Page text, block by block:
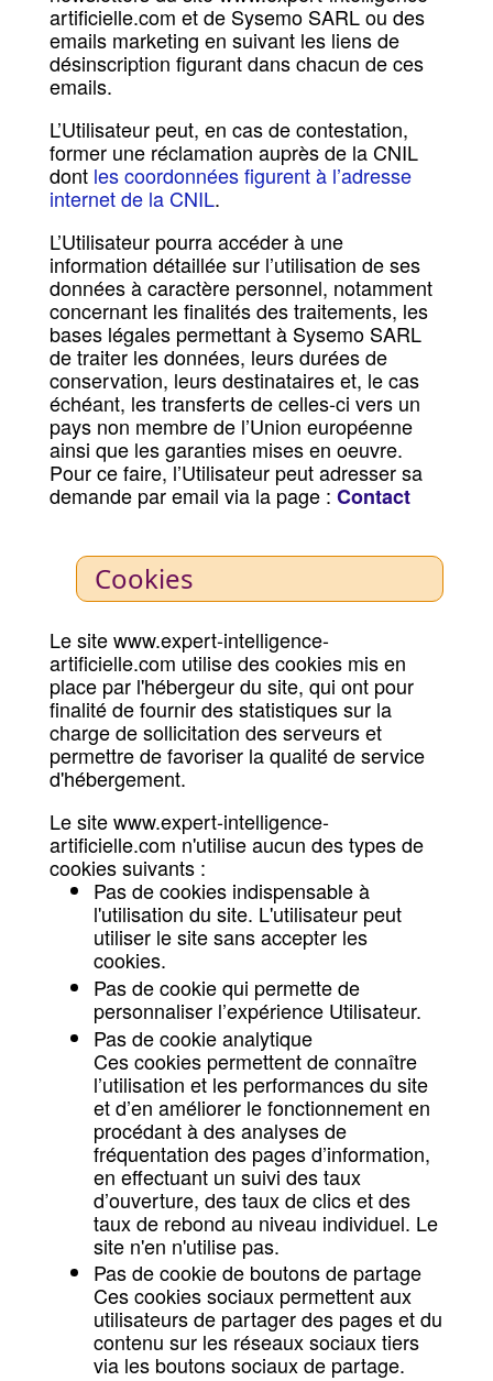
artificielle.com et de Sysemo SARL ou des
emails marketing en suivant les liens de
désinscription figurant dans chacun de ces
emails.
L’Utilisateur peut, en cas de contestation,
former une réclamation auprès de la CNIL
dont les coordonnées figurent à l’adresse
internet de la CNIL.
L’Utilisateur pourra accéder à une
information détaillée sur l’utilisation de ses
données à caractère personnel, notamment
concernant les finalités des traitements, les
bases légales permettant à Sysemo SARL
de traiter les données, leurs durées de
conservation, leurs destinataires et, le cas
échéant, les transferts de celles-ci vers un
pays non membre de l’Union européenne
ainsi que les garanties mises en oeuvre.
Pour ce faire, l’Utilisateur peut adresser sa
demande par email via la page : Contact
Cookies
Le site www.expert-intelligence-
artificielle.com utilise des cookies mis en
place par l'hébergeur du site, qui ont pour
finalité de fournir des statistiques sur la
charge de sollicitation des serveurs et
permettre de favoriser la qualité de service
d'hébergement.
Le site www.expert-intelligence-
artificielle.com n'utilise aucun des types de
cookies suivants :
Pas de cookies indispensable à
l'utilisation du site. L'utilisateur peut
utiliser le site sans accepter les
cookies.
Pas de cookie qui permette de
personnaliser l’expérience Utilisateur.
Pas de cookie analytique
Ces cookies permettent de connaître
l’utilisation et les performances du site
et d’en améliorer le fonctionnement en
procédant à des analyses de
fréquentation des pages d’information,
en effectuant un suivi des taux
d’ouverture, des taux de clics et des
taux de rebond au niveau individuel. Le
site n'en n'utilise pas.
Pas de cookie de boutons de partage
Ces cookies sociaux permettent aux
utilisateurs de partager des pages et du
contenu sur les réseaux sociaux tiers
via les boutons sociaux de partage.